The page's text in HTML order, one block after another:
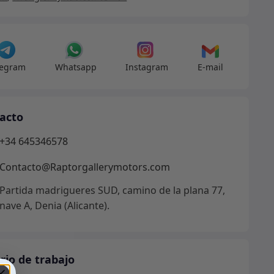
Whatsapp Instagram E-mail
+34 645346578
Contacto@Raptorgallerymotors.com
Partida madrigueres SUD, camino de la plana 77,
nave A, Denia (Alicante).
de trabajo